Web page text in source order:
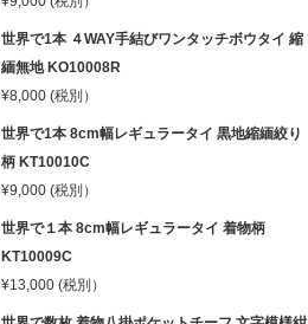
世界で1本 ４WAY手結びワンタッチボウタイ 縮
緬無地 KO10008R
¥8,000 (税別）
世界で1本 8cm幅レギュラータイ 黒地縮緬絞り
柄 KT10010C
¥9,000 (税別）
世界で１本 8cm幅レギュラータイ 着物柄
KT10009C
¥13,000 (税別）